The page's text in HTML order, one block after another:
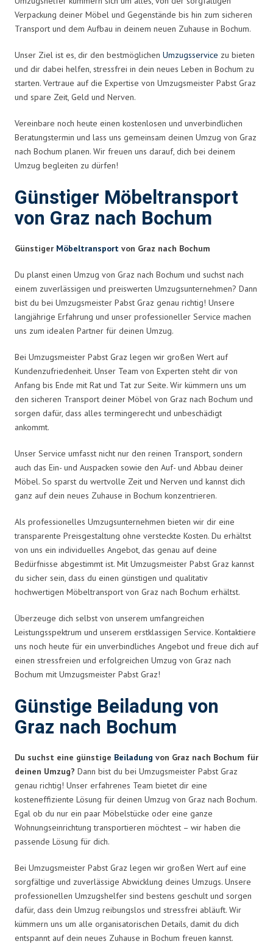
Verpackung deiner Möbel und Gegenstände bis hin zum sicheren
Transport und dem Aufbau in deinem neuen Zuhause in Bochum.
Unser Ziel ist es, dir den bestmöglichen Umzugsservice zu bieten
und dir dabei helfen, stressfrei in dein neues Leben in Bochum zu
starten. Vertraue auf die Expertise von Umzugsmeister Pabst Graz
und spare Zeit, Geld und Nerven.
Vereinbare noch heute einen kostenlosen und unverbindlichen
Beratungstermin und lass uns gemeinsam deinen Umzug von Graz
nach Bochum planen. Wir freuen uns darauf, dich bei deinem
Umzug begleiten zu dürfen!
Günstiger Möbeltransport
von Graz nach Bochum
Günstiger Möbeltransport von Graz nach Bochum
Du planst einen Umzug von Graz nach Bochum und suchst nach
einem zuverlässigen und preiswerten Umzugsunternehmen? Dann
bist du bei Umzugsmeister Pabst Graz genau richtig! Unsere
langjährige Erfahrung und unser professioneller Service machen
uns zum idealen Partner für deinen Umzug.
Bei Umzugsmeister Pabst Graz legen wir großen Wert auf
Kundenzufriedenheit. Unser Team von Experten steht dir von
Anfang bis Ende mit Rat und Tat zur Seite. Wir kümmern uns um
den sicheren Transport deiner Möbel von Graz nach Bochum und
sorgen dafür, dass alles termingerecht und unbeschädigt
ankommt.
Unser Service umfasst nicht nur den reinen Transport, sondern
auch das Ein- und Auspacken sowie den Auf- und Abbau deiner
Möbel. So sparst du wertvolle Zeit und Nerven und kannst dich
ganz auf dein neues Zuhause in Bochum konzentrieren.
Als professionelles Umzugsunternehmen bieten wir dir eine
transparente Preisgestaltung ohne versteckte Kosten. Du erhältst
von uns ein individuelles Angebot, das genau auf deine
Bedürfnisse abgestimmt ist. Mit Umzugsmeister Pabst Graz kannst
du sicher sein, dass du einen günstigen und qualitativ
hochwertigen Möbeltransport von Graz nach Bochum erhältst.
Überzeuge dich selbst von unserem umfangreichen
Leistungsspektrum und unserem erstklassigen Service. Kontaktiere
uns noch heute für ein unverbindliches Angebot und freue dich auf
einen stressfreien und erfolgreichen Umzug von Graz nach
Bochum mit Umzugsmeister Pabst Graz!
Günstige Beiladung von
Graz nach Bochum
Du suchst eine günstige Beiladung von Graz nach Bochum für
deinen Umzug? Dann bist du bei Umzugsmeister Pabst Graz
genau richtig! Unser erfahrenes Team bietet dir eine
kosteneffiziente Lösung für deinen Umzug von Graz nach Bochum.
Egal ob du nur ein paar Möbelstücke oder eine ganze
Wohnungseinrichtung transportieren möchtest – wir haben die
passende Lösung für dich.
Bei Umzugsmeister Pabst Graz legen wir großen Wert auf eine
sorgfältige und zuverlässige Abwicklung deines Umzugs. Unsere
professionellen Umzugshelfer sind bestens geschult und sorgen
dafür, dass dein Umzug reibungslos und stressfrei abläuft. Wir
kümmern uns um alle organisatorischen Details, damit du dich
entspannt auf dein neues Zuhause in Bochum freuen kannst.